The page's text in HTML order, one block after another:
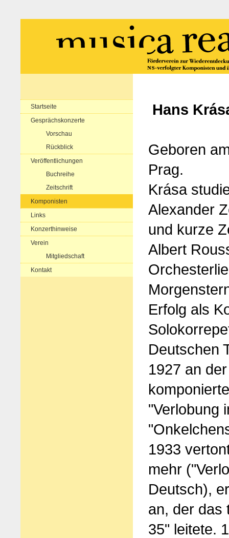
Startseite
Gesprächskonzerte
Vorschau
Rückblick
Veröffentlichungen
Buchreihe
Zeitschrift
Komponisten
Links
Konzerthinweise
Verein
Mitgliedschaft
Kontakt
Hans
Geboren
Prag.
Krása
Alexander
und kurze
Albert
Erfolg als
Deutschen
1927 an
"Verlobung
1933
mehr
Deutsch),
an, der das
35" leitete.